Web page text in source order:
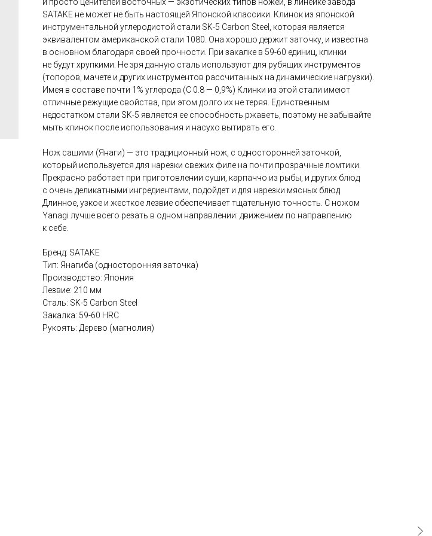
и просто ценителей восточных — экзотических типов ножей, в линейке завода
SATAKE не может не быть настоящей Японской классики. Клинок из японской
инструментальной углеродистой стали SK-5 Carbon Steel, которая является
эквивалентом американской стали 1080. Она хорошо держит заточку, и известна
в основном благодаря своей прочности. При закалке в 59-60 единиц, клинки
не будут хрупкими. Не зря данную сталь используют для рубящих инструментов
(топоров, мачете и других инструментов рассчитанных на динамические нагрузки).
Имея в составе почти 1% углерода (C 0.8 — 0,9%) Клинки из этой стали имеют
отличные режущие свойства, при этом долго их не теряя. Единственным
недостатком стали SK-5 является ее способность ржаветь, поэтому не забывайте
мыть клинок после использования и насухо вытирать его.
Нож сашими (Янаги) — это традиционный нож, с односторонней заточкой,
который используется для нарезки свежих филе на почти прозрачные ломтики.
Прекрасно работает при приготовлении суши, карпаччо из рыбы, и других блюд
с очень деликатными ингредиентами, подойдет и для нарезки мясных блюд.
Длинное, узкое и жесткое лезвие обеспечивает тщательную точность. С ножом
Yanagi лучше всего резать в одном направлении: движением по направлению
к себе.
Бренд: SATAKE
Тип: Янагиба (односторонняя заточка)
Производство: Япония
Лезвие: 210 мм
Сталь: SK-5 Carbon Steel
Закалка: 59-60 HRC
Рукоять: Дерево (магнолия)